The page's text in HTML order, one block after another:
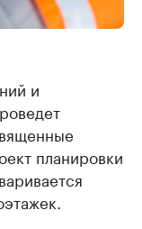
и
планировки